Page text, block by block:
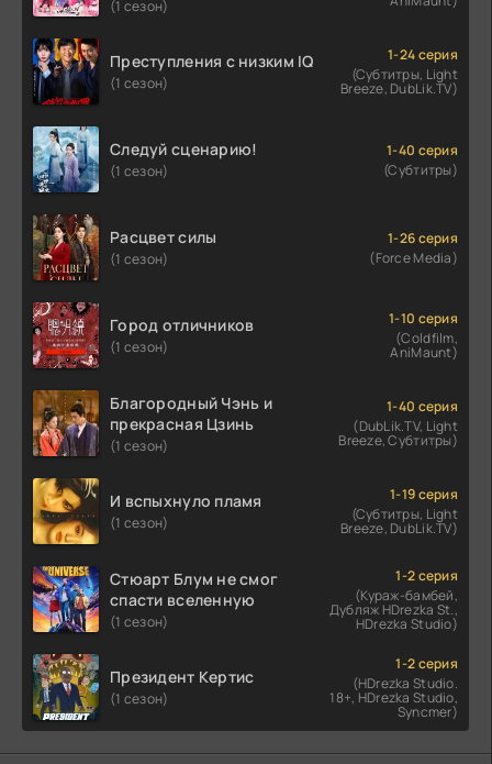
(1 сезон)
Преступления с низким IQ
(1 сезон)
1-24 серия
(Субтитры, Light
Breeze, DubLik.TV)
Следуй сценарию!
(1 сезон)
1-40 серия
(Субтитры)
Расцвет силы
(1 сезон)
1-26 серия
(Force Media)
Город отличников
(1 сезон)
1-10 серия
(Coldfilm,
AniMaunt)
Благородный Чэнь и
прекрасная Цзинь
(1 сезон)
1-40 серия
(DubLik.TV, Light
Breeze, Субтитры)
И вспыхнуло пламя
(1 сезон)
1-19 серия
(Субтитры, Light
Breeze, DubLik.TV)
Стюарт Блум не смог
спасти вселенную
(1 сезон)
1-2 серия
(Кураж-бамбей,
Дубляж HDrezka St.,
HDrezka Studio)
Президент Кертис
(1 сезон)
1-2 серия
(HDrezka Studio.
18+, HDrezka Studio,
Syncmer)